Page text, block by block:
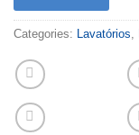
Categories: Lavatórios,